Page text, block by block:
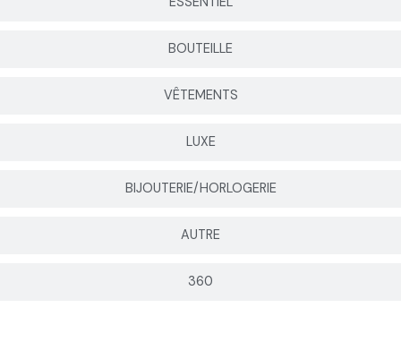
BOUTEILLE
VÊTEMENTS
LUXE
BIJOUTERIE/HORLOGERIE
AUTRE
360